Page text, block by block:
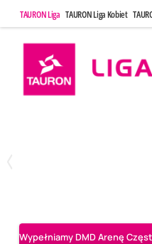
TAURON Liga TAURON Liga Kobiet
Wypełniamy DMD Arenę